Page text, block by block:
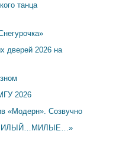
танца
дверей 2026 на
2026
«Модерн». Созвучно